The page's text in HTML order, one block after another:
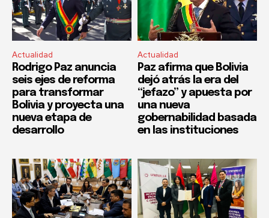
Actualidad
Rodrigo Paz anuncia
seis ejes de reforma
para transformar
Bolivia y proyecta una
nueva etapa de
desarrollo
Actualidad
Paz afirma que Bolivia
dejó atrás la era del
“jefazo” y apuesta por
una nueva
gobernabilidad basada
en las instituciones